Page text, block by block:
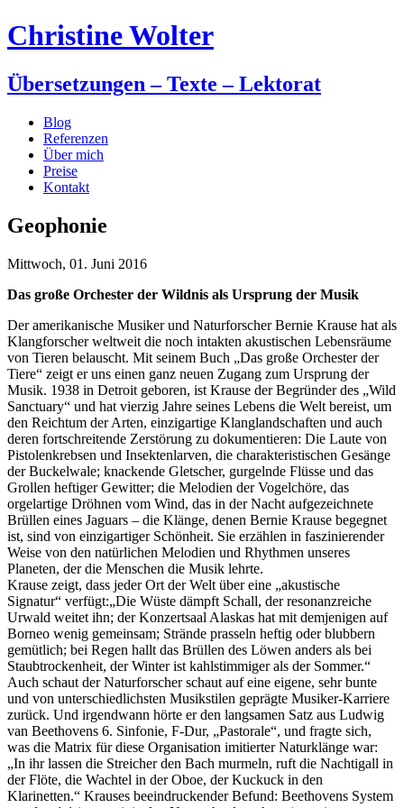
Christine Wolter
Übersetzungen – Texte – Lektorat
Blog
Referenzen
Über mich
Preise
Kontakt
Geophonie
Mittwoch, 01. Juni 2016
Das große Orchester der Wildnis als Ursprung der Musik
Der amerikanische Musiker und Naturforscher Bernie Krause hat als
Klangforscher weltweit die noch intakten akustischen Lebensräume
von Tieren belauscht. Mit seinem Buch „Das große Orchester der
Tiere“ zeigt er uns einen ganz neuen Zugang zum Ursprung der
Musik. 1938 in Detroit geboren, ist Krause der Begründer des „Wild
Sanctuary“ und hat vierzig Jahre seines Lebens die Welt bereist, um
den Reichtum der Arten, einzigartige Klanglandschaften und auch
deren fortschreitende Zerstörung zu dokumentieren: Die Laute von
Pistolenkrebsen und Insektenlarven, die charakteristischen Gesänge
der Buckelwale; knackende Gletscher, gurgelnde Flüsse und das
Grollen heftiger Gewitter; die Melodien der Vogelchöre, das
orgelartige Dröhnen vom Wind, das in der Nacht aufgezeichnete
Brüllen eines Jaguars – die Klänge, denen Bernie Krause begegnet
ist, sind von einzigartiger Schönheit. Sie erzählen in faszinierender
Weise von den natürlichen Melodien und Rhythmen unseres
Planeten, der die Menschen die Musik lehrte.
Krause zeigt, dass jeder Ort der Welt über eine „akustische
Signatur“ verfügt:„Die Wüste dämpft Schall, der resonanzreiche
Urwald weitet ihn; der Konzertsaal Alaskas hat mit demjenigen auf
Borneo wenig gemeinsam; Strände prasseln heftig oder blubbern
gemütlich; bei Regen hallt das Brüllen des Löwen anders als bei
Staubtrockenheit, der Winter ist kahlstimmiger als der Sommer.“
Auch schaut der Naturforscher schaut auf eine eigene, sehr bunte
und von unterschiedlichsten Musikstilen geprägte Musiker-Karriere
zurück. Und irgendwann hörte er den langsamen Satz aus Ludwig
van Beethovens 6. Sinfonie, F-Dur, „Pastorale“, und fragte sich,
was die Matrix für diese Organisation imitierter Naturklänge war:
„In ihr lassen die Streicher den Bach murmeln, ruft die Nachtigall in
der Flöte, die Wachtel in der Oboe, der Kuckuck in den
Klarinetten.“ Krauses beeindruckender Befund: Beethovens System